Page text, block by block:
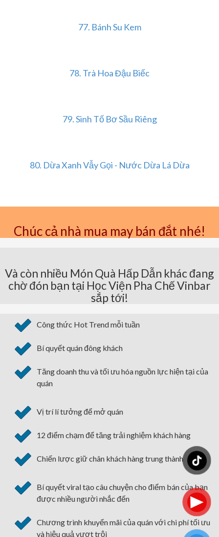
77. Bánh Su Kem
78. Trà Hoa Đậu Biếc
79.Sinh Tố Bơ Sầu Riêng
80. Dừa Xanh Vẫy Gọi - Nước Dừa Lá Dừa
Chúc cả nhà mua may bán đắt nhé!
Và còn nhiều Món Quà Hấp Dẫn khác đang
chờ đón bạn tại Học Viện Pha Chế Vinbar
sắp tới!
Công thức Hot Trend mỗi tuần
Bí quyết quán đông khách
Tăng doanh thu và tối ưu hóa nguồn lực hiện tại của
quán
Vị trí lí tưởng để mở quán
12 điểm chạm để tăng trải nghiệm khách hàng
Chiến lược giữ chân khách hàng trung thành
Bí quyết viral tạo câu chuyện cho điểm bán của bạn
được nhiều người nhắc đến
Chương trình khuyến mãi của quán với chi phí tối ưu
và hiệu quả vượt trội